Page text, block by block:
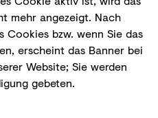
mehr angezeigt. Nach
Cookies bzw. wenn Sie das
erscheint das Banner bei
Website; Sie werden
gebeten.